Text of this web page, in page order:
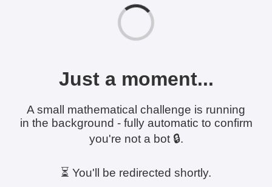
Just a moment...
A small mathematical challenge is running
in the background - fully automatic to confirm
you're not a bot 🔒.
⏳ You'll be redirected shortly.